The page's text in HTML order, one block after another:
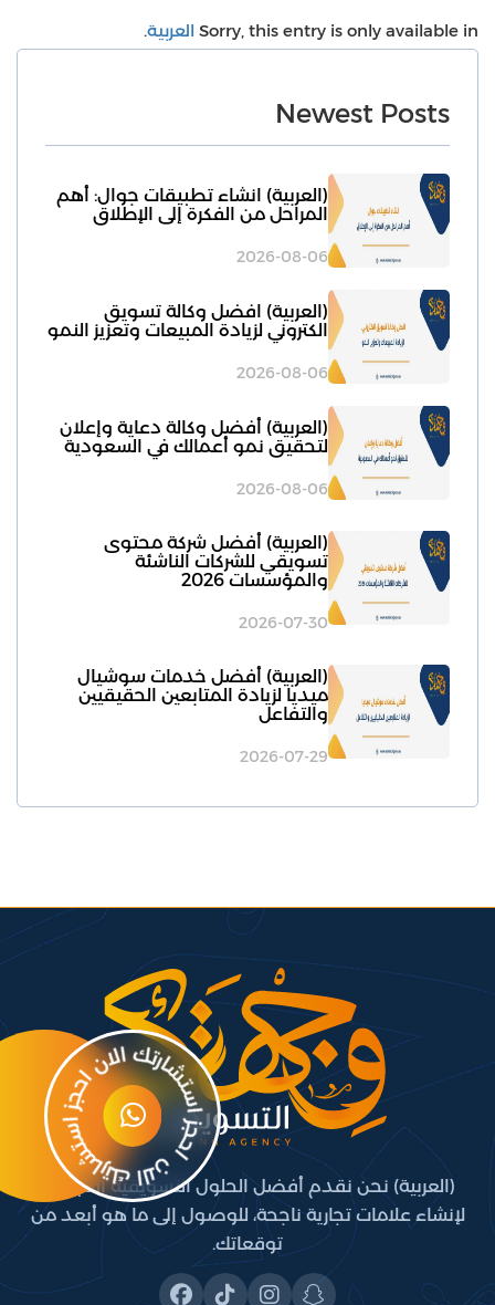
Sorry, this entry is only available in العربية.
Newest Posts
(العربية) انشاء تطبيقات جوال: أهم
المراحل من الفكرة إلى الإطلاق
2026-08-06
(العربية) افضل وكالة تسويق
الكتروني لزيادة المبيعات وتعزيز النمو
2026-08-06
(العربية) أفضل وكالة دعاية وإعلان
لتحقيق نمو أعمالك في السعودية
2026-08-06
(العربية) أفضل شركة محتوى
تسويقي للشركات الناشئة
والمؤسسات 2026
2026-07-30
(العربية) أفضل خدمات سوشيال
ميديا لزيادة المتابعين الحقيقيين
والتفاعل
2026-07-29
(العربية) نحن نقدم أفضل الحلول التسويقية المبتكرة،
لإنشاء علامات تجارية ناجحة، للوصول إلى ما هو أبعد من
توقعاتك.